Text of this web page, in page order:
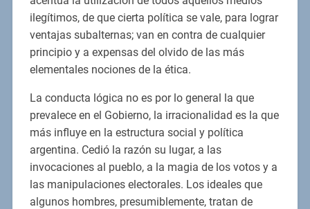
ilegítimos, de que cierta política se vale, para lograr
ventajas subalternas; van en contra de cualquier
principio y a expensas del olvido de las más
elementales nociones de la ética.
La conducta lógica no es por lo general la que
prevalece en el Gobierno, la irracionalidad es la que
más influye en la estructura social y política
argentina. Cedió la razón su lugar, a las
invocaciones al pueblo, a la magia de los votos y a
las manipulaciones electorales. Los ideales que
algunos hombres, presumiblemente, tratan de